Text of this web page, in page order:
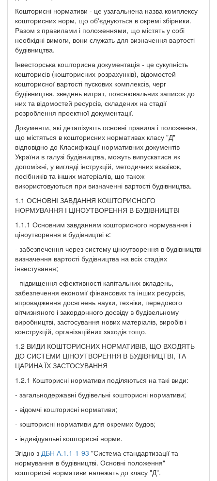
Кошторисні нормативи - це узагальнена назва комплексу
кошторисних норм, що об'єднуються в окремі збірники.
Разом з правилами і положеннями, що містять у собі
необхідні вимоги, вони служать для визначення вартості
будівництва.
Інвесторська кошторисна документація - це сукупність
кошторисів (кошторисних розрахунків), відомостей
кошторисної вартості пускових комплексів, черг
будівництва, зведень витрат, пояснювальних записок до
них та відомостей ресурсів, складених на стадії
розроблення проектної документації.
Документи, які деталізують основні правила і положення,
що містяться в кошторисних нормативах класу "Д"
відповідно до Класифікації нормативних документів
України в галузі будівництва, можуть випускатися як
допоміжні, у вигляді інструкцій, методичних вказівок,
посібників та інших матеріалів, що також
використовуються при визначенні вартості будівництва.
1.1 ОСНОВНІ ЗАВДАННЯ КОШТОРИСНОГО
НОРМУВАННЯ І ЦІНОУТВОРЕННЯ В БУДІВНИЦТВІ
1.1.1 Основним завданням кошторисного нормування і
ціноутворення в будівництві є:
- забезпечення через систему ціноутворення в будівництві
визначення вартості будівництва на всіх стадіях
інвестування;
- підвищення ефективності капітальних вкладень,
забезпечення економії фінансових та інших ресурсів,
впровадження досягнень науки, техніки, передового
вітчизняного і закордонного досвіду в будівельному
виробництві, застосування нових матеріалів, виробів і
конструкцій, організаційних заходів тощо.
1.2 ВИДИ КОШТОРИСНИХ НОРМАТИВІВ, ЩО ВХОДЯТЬ
ДО СИСТЕМИ ЦІНОУТВОРЕННЯ В БУДІВНИЦТВІ, ТА
ЦАРИНА ЇХ ЗАСТОСУВАННЯ
1.2.1 Кошторисні нормативи поділяються на такі види:
- загальнодержавні будівельні кошторисні нормативи;
- відомчі кошторисні нормативи;
- кошторисні нормативи для окремих будов;
- індивідуальні кошторисні норми.
Згідно з ДБН А.1.1-1-93 "Система стандартизації та
нормування в будівництві. Основні положення"
кошторисні нормативи належать до класу "Д".